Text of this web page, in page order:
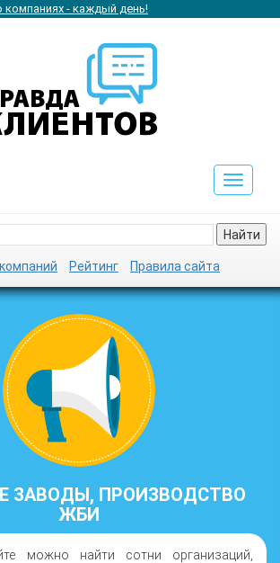
- каждый день!
Toggle
Найти
Рейтинг Правила сайта
ЗАВОДЫ, ПРОИЗВОДСТВО
ЖБИ
можно найти сотни организаций,